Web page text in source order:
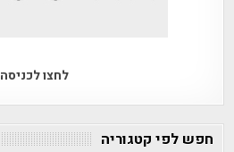
לחצו לכניסה
חפש לפי קטגוריה